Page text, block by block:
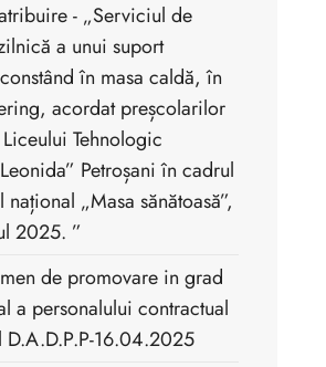
- „Serviciul de
a unui suport
în masa caldă, în
acordat preșcolarilor
Tehnologic
Petroșani în cadrul
național „Masa sănătoasă”,
2025. ”
de promovare in grad
a personalului contractual
16.04.2025